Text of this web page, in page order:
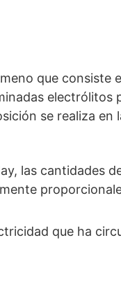
que consiste
electrólitos
se realiza en
las cantidades
que ha